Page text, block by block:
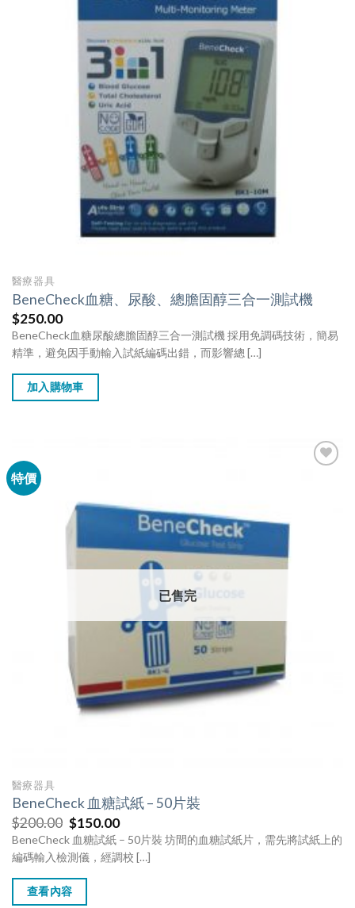
醫療器具
BeneCheck血糖、尿酸、總膽固醇三合一測試機
$250.00
BeneCheck血糖尿酸總膽固醇三合一測試機 採用免調碼技術，簡易
精準，避免因手動輸入試紙編碼出錯，而影響總 […]
加入購物車
特價
已售完
醫療器具
BeneCheck 血糖試紙 – 50片裝
$200.00 $150.00
BeneCheck 血糖試紙 – 50片裝 坊間的血糖試紙片，需先將試紙上的
編碼輸入檢測儀，經調校 […]
查看內容